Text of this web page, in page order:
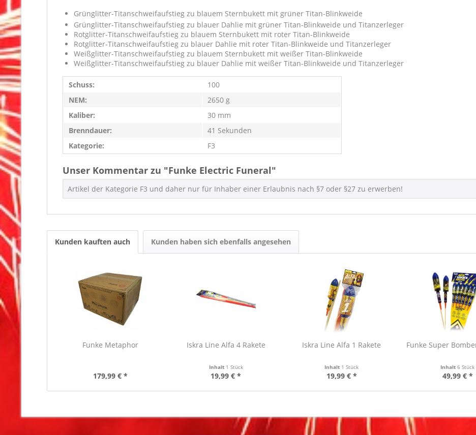
Grünglitter-Titanschweifaufstieg zu blauem Sternbukett mit grüner Titan-Blinkweide
Grünglitter-Titanschweifaufstieg zu blauer Dahlie mit grüner Titan-Blinkweide und Titanzerleger
Rotglitter-Titanschweifaufstieg zu blauem Sternbukett mit roter Titan-Blinkweide
Rotglitter-Titanschweifaufstieg zu blauer Dahlie mit roter Titan-Blinkweide und Titanzerleger
Weißglitter-Titanschweifaufstieg zu blauem Sternbukett mit weißer Titan-Blinkweide
Weißglitter-Titanschweifaufstieg zu blauer Dahlie mit weißer Titan-Blinkweide und Titanzerleger
Schuss:
100
NEM:
2650 g
Kaliber:
30 mm
Brenndauer:
41 Sekunden
Kategorie:
F3
Unser Kommentar zu "Funke Electric Funeral"
Artikel der Kategorie F3 und daher nur für Inhaber einer Erlaubnis nach §7 oder §27 zu erwerben!
Kunden kauften auch Kunden haben sich ebenfalls angesehen
Funke Metaphor
179,99 € *
Iskra Line Alfa 4 Rakete
Inhalt 1 Stück
19,99 € *
Iskra Line Alfa 1 Rakete
Inhalt 1 Stück
19,99 € *
Funke Super
Inhalt6 Stück
49,99 € *